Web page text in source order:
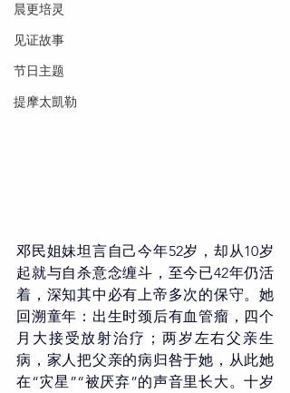
晨更培灵
见证故事
节日主题
提摩太凱勒
邓民姐妹坦言自己今年52岁，却从10岁
起就与自杀意念缠斗，至今已42年仍活
着，深知其中必有上帝多次的保守。她
回溯童年：出生时颈后有血管瘤，四个
月大接受放射治疗；两岁左右父亲生
病，家人把父亲的病归咎于她，从此她
在“灾星”“被厌弃”的声音里长大。十岁